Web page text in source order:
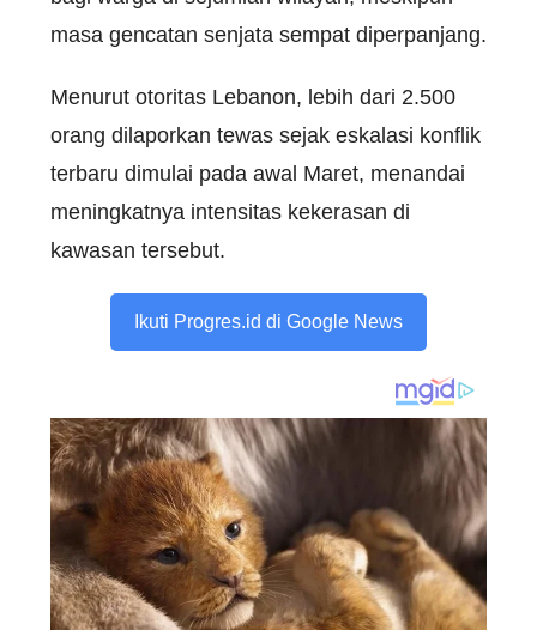
masa gencatan senjata sempat diperpanjang.
Menurut otoritas Lebanon, lebih dari 2.500
orang dilaporkan tewas sejak eskalasi konflik
terbaru dimulai pada awal Maret, menandai
meningkatnya intensitas kekerasan di
kawasan tersebut.
Ikuti Progres.id di Google News